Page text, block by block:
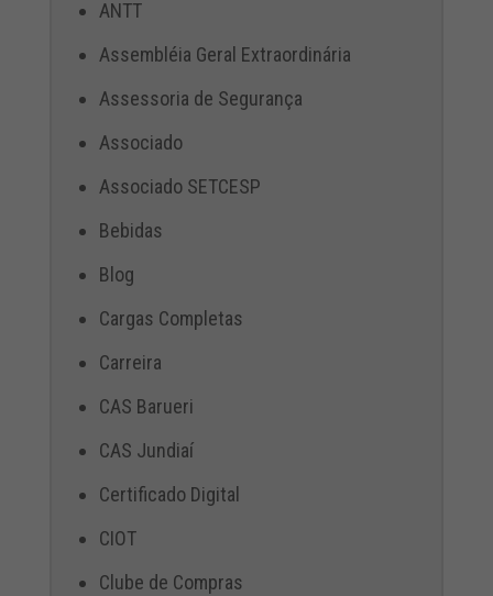
ANTT
Assembléia Geral Extraordinária
Assessoria de Segurança
Associado
Associado SETCESP
Bebidas
Blog
Cargas Completas
Carreira
CAS Barueri
CAS Jundiaí
Certificado Digital
CIOT
Clube de Compras